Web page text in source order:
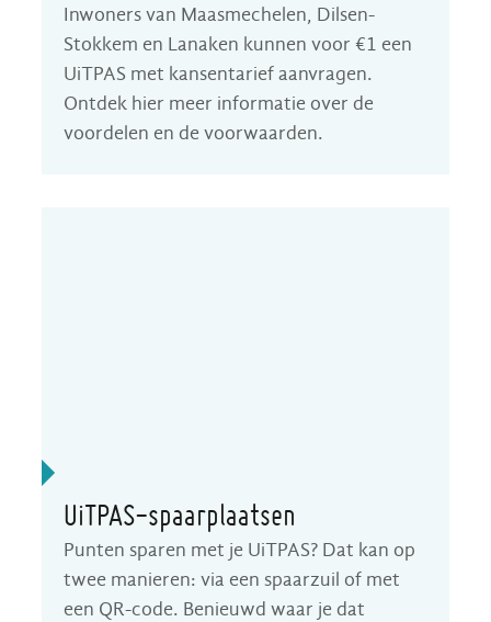
Inwoners van Maasmechelen, Dilsen-
Stokkem en Lanaken kunnen voor €1 een
UiTPAS met kansentarief aanvragen.
Ontdek hier meer informatie over de
voordelen en de voorwaarden.
UiTPAS-spaarplaatsen
Punten sparen met je UiTPAS? Dat kan op
twee manieren: via een spaarzuil of met
een QR-code. Benieuwd waar je dat